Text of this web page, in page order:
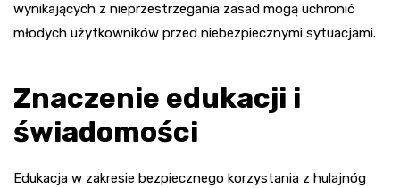
wynikających z nieprzestrzegania zasad mogą uchronić
młodych użytkowników przed niebezpiecznymi sytuacjami.
Znaczenie edukacji i
świadomości
Edukacja w zakresie bezpiecznego korzystania z hulajnóg